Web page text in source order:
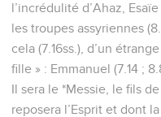
l’incrédulité d’Ahaz,
les troupes assyriennes
cela (7.16ss.), d’un
fille » : Emmanuel (7.14 ;
Il sera le *Messie, le fils
reposera l’Esprit et dont